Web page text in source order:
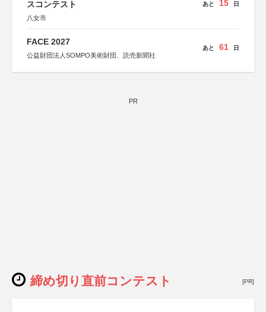
スコンテスト
八女市
あと 15 日
FACE 2027
公益財団法人SOMPO美術財団、読売新聞社
あと 61 日
PR
締め切り直前コンテスト [PR]